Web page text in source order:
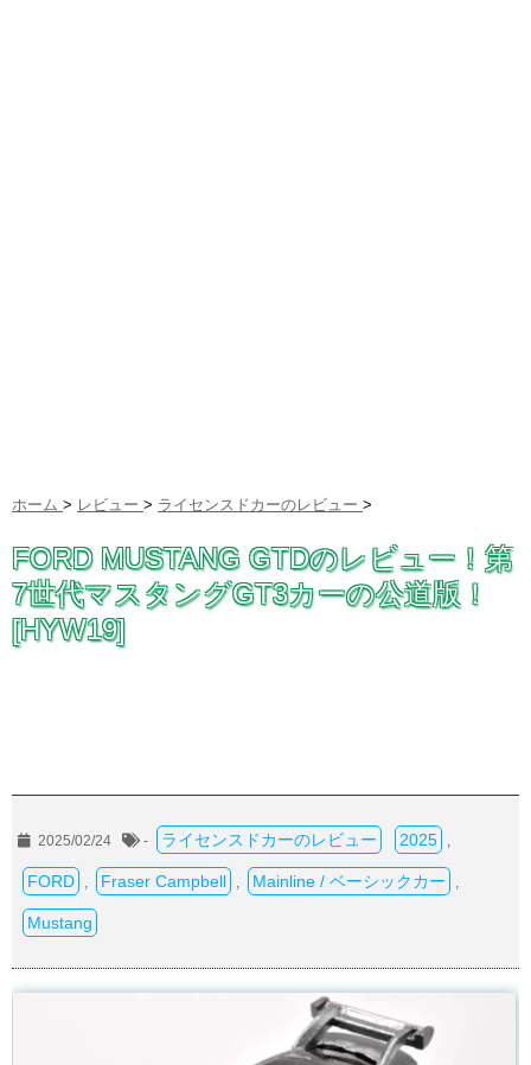
ホーム > レビュー > ライセンスドカーのレビュー >
FORD MUSTANG GTDのレビュー！第
7世代マスタングGT3カーの公道版！
[HYW19]
2025/02/24 - ライセンスドカーのレビュー 2025
FORD Fraser Campbell Mainline / ベーシックカー
Mustang